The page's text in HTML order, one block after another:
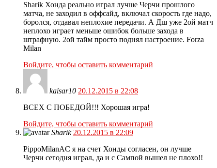
Sharik Хонда реально играл лучше Черчи прошлого
матча, не заходил в оффсайд, включал скорость где надо,
боролся, отдавал неплохие передачи. А Дш уже 2ой матч
неплохо играет меньше ошибок больше захода в
штрафную. 2ой тайм просто поднял настроение. Forza
Milan
Войдите, чтобы оставить комментарий
kaisar10 20.12.2015 в 22:08
ВСЕХ С ПОБЕДОЙ!!! Хорошая игра!
Войдите, чтобы оставить комментарий
Sharik 20.12.2015 в 22:09
PippoMilanAC я на счет Хонды согласен, он лучше
Черчи сегодня играл, да и с Сампой вышел не плохо!!